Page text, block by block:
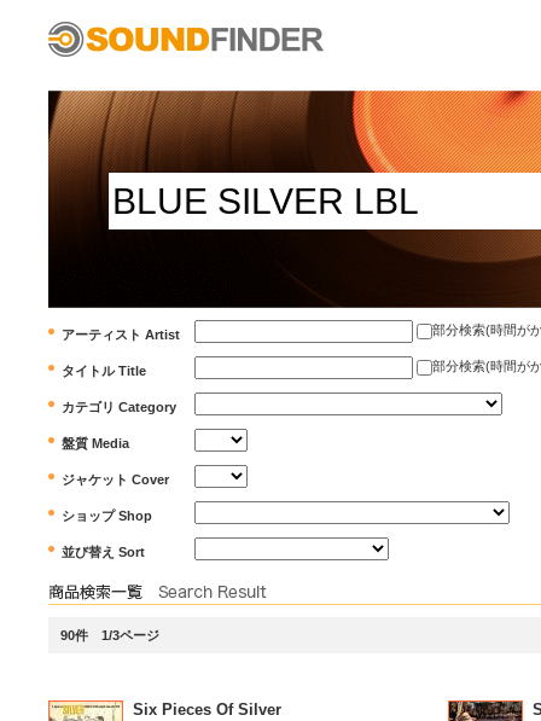
アーティスト Artist 部分検索(時間が
タイトル Title 部分検索(時間が
カテゴリ Category
盤質 Media
ジャケット Cover
ショップ Shop
並び替え Sort
90件 1/3ページ
Six Pieces Of Silver